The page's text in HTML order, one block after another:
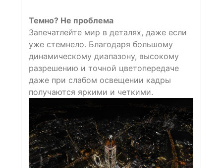
Темно? Не проблема
Запечатлейте мир в деталях, даже если
уже стемнело. Благодаря большому
динамическому диапазону, высокому
разрешению и точной цветопередаче
даже при слабом освещении кадры
получаются яркими и четкими.